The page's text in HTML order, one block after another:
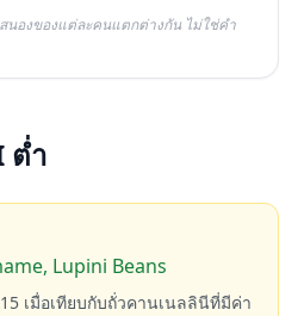
นองของแต่ละคนแตกต่างกัน ไม่ใช่คำ
ต่ำ
Lupini Beans
เมื่อเทียบกับถั่วคานเนลลินีที่มีค่า